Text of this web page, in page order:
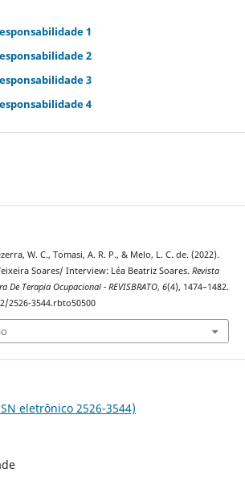
1
2
3
4
W. C., Tomasi, A. R. P., & Melo, L. C. de. (2022).
Soares/ Interview: Léa Beatriz Soares. Revista
Terapia Ocupacional - REVISBRATO, 6(4), 1474–1482.
2526-3544.rbto50500
eletrônico 2526-3544)